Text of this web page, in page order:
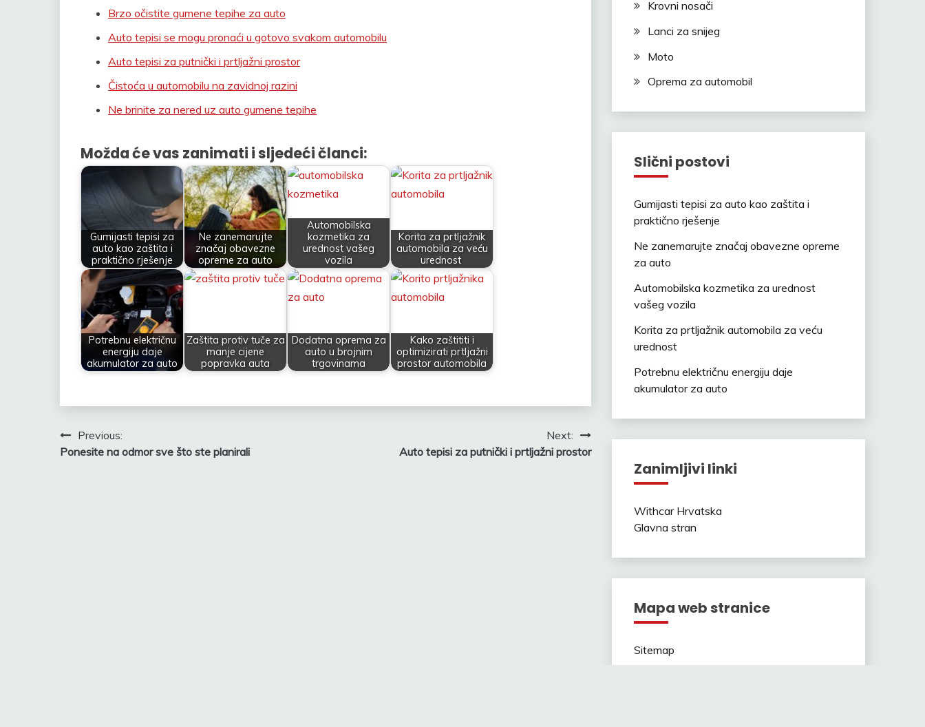
Brzo očistite gumene tepihe za auto
Auto tepisi se mogu pronaći u gotovo svakom automobilu
Auto tepisi za putnički i prtljažni prostor
Čistoća u automobilu na zavidnoj razini
Ne brinite za nered uz auto gumene tepihe
Možda će vas zanimati i sljedeći članci:
Gumijasti tepisi za
auto kao zaštita i
praktično rješenje
Ne zanemarujte
značaj obavezne
opreme za auto
Automobilska
kozmetika za
urednost vašeg
vozila
Korita za prtljažnik
automobila za veću
urednost
Potrebnu električnu
energiju daje
akumulator za auto
Zaštita protiv tuče za
manje cijene
popravka auta
Dodatna oprema za
auto u brojnim
trgovinama
Kako zaštititi i
optimizirati prtljažni
prostor automobila
Navigacija
objava
Previous:
Ponesite na odmor sve što ste planirali
Next:
Auto tepisi za putnički i prtljažni prostor
Krovni nosači
Lanci za snijeg
Moto
Oprema za automobil
Slični postovi
Gumijasti tepisi za auto kao zaštita i
praktično rješenje
Ne zanemarujte značaj obavezne opreme
za auto
Automobilska kozmetika za urednost
vašeg vozila
Korita za prtljažnik automobila za veću
urednost
Potrebnu električnu energiju daje
akumulator za auto
Zanimljivi linki
Withcar Hrvatska
Glavna stran
Mapa web stranice
Sitemap